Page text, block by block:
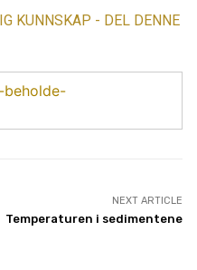
KUNNSKAP - DEL DENNE
NEXT ARTICLE
Temperaturen i sedimentene